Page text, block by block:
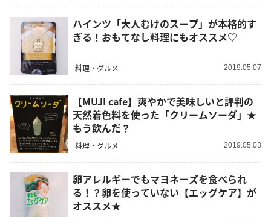
ハインツ「大人むけのスープ」が本格的す
ぎる！おもてなし料理にもオススメ♡
料理・グルメ 2019.05.07
【MUJI cafe】爽やかで美味しいと評判の
天然着色料を使った「クリームソーダ」★
もう飲んだ？
料理・グルメ 2019.05.03
卵アレルギーでもマヨネーズを食べられ
る！？卵を使っていない【エッグケア】が
オススメ★